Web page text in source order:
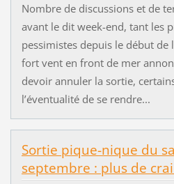
Nombre de discussions et de
avant le dit week-end, tant les
pessimistes depuis le début de
fort vent en front de mer
devoir annuler la sortie,
l’éventualité de se rendre...
Sortie pique-nique du
septembre : plus de